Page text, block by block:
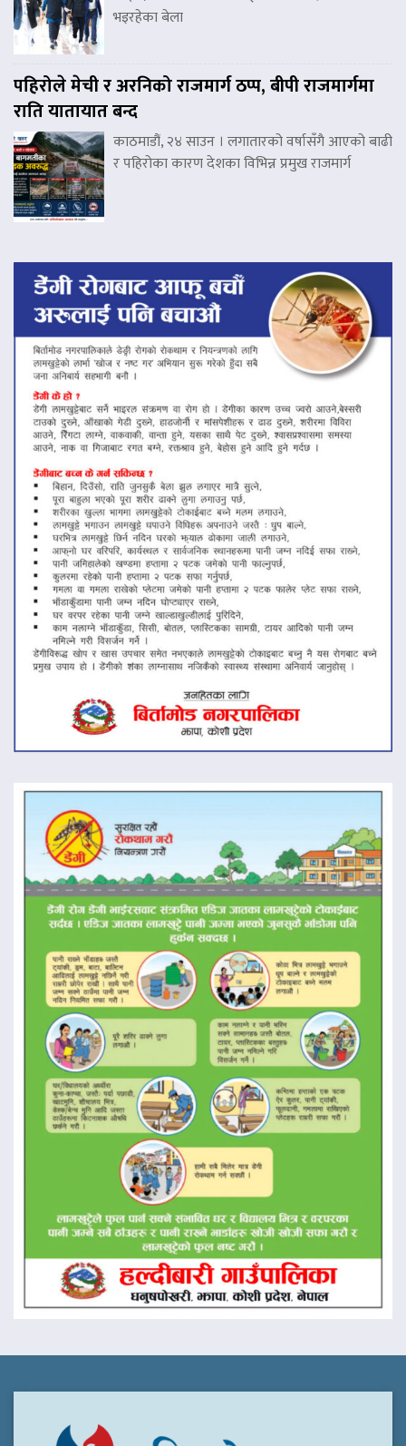
भइरहेका बेला
पहिरोले मेची र अरनिको राजमार्ग ठप्प, बीपी राजमार्गमा
राति यातायात बन्द
काठमाडौं, २४ साउन । लगातारको वर्षासँगै आएको बाढी
र पहिरोका कारण देशका विभिन्न प्रमुख राजमार्ग